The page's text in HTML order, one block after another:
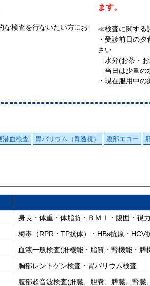
検査を行ないたい方にお
ます。
≪検査に関する
・受診前日の
さい
水分(お茶・お
当日は少量の
・現在服用中
潜血検査 胃バリウム（胃透視） 腹部エコー
身長・体重・体脂肪・ＢＭＩ・腹囲・視
梅毒（RPR・TP抗体）・HBs抗原・HCV
血液一般検査(肝機能・脂質・腎機能・膵
胸部レントゲン検査・胃バリウム検査
腹部超音波検査(肝臓、胆嚢、膵臓、腎臓